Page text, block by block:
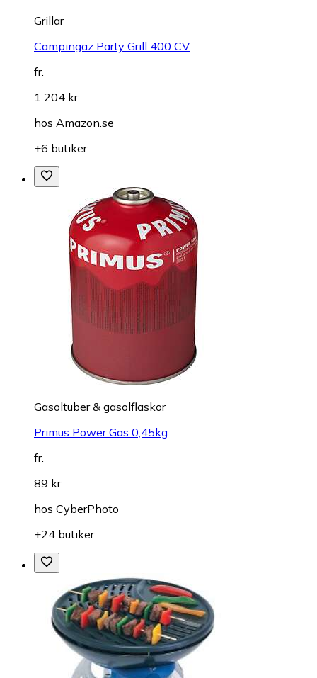
Grillar
Campingaz Party Grill 400 CV
fr.
1 204 kr
hos Amazon.se
+6 butiker
Gasoltuber & gasolflaskor
Primus Power Gas 0,45kg
fr.
89 kr
hos CyberPhoto
+24 butiker